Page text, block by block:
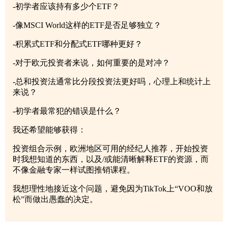
-初学者应该持有多少个ETF？
-像MSCI World这样的ETF是否足够独立？
-积累式ETF和分配式ETF哪种更好？
-对于欧元投资者来说，如何重要的是对冲？
-总和投资法通常比分段投资法更好吗，心理上和统计上
来说？
-初学者最常犯的错误是什么？
我还希望能够获得：
投资组合示例，欧洲地区可用的经纪人推荐，开始投资
时我想知道的东西，以及/或能清晰解释ETF的资源，而
不像金融专家一样试图推销课程。
我想理性地接近这个问题，避免因为TikTok上“VOO和放
松”而做出愚蠢的决定。